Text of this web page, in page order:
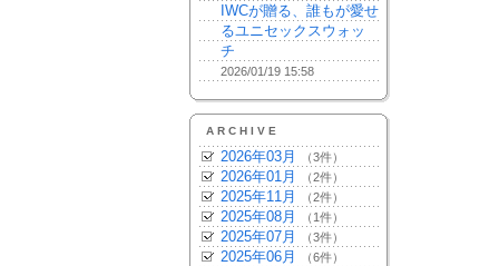
IWCが贈る、誰もが愛せ
るユニセックスウォッ
チ
2026/01/19 15:58
ARCHIVE
2026年03月 （3件）
2026年01月 （2件）
2025年11月 （2件）
2025年08月 （1件）
2025年07月 （3件）
2025年06月 （6件）